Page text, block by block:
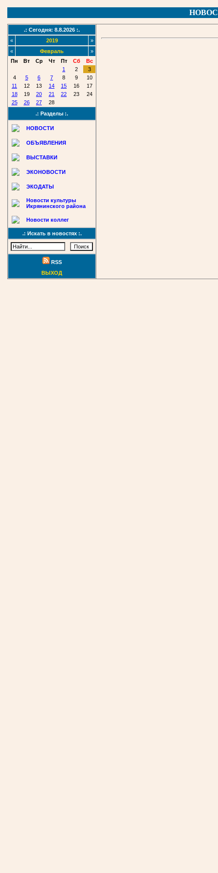
.: Сегодня: 8.8.2026 :.
«
2019
»
«
Февраль
»
Пн
Вт Ср Чт Пт Сб
Вс
1
2
3
4
5 6 7 8 9
10
11
12 13 14 15 16
17
18
19 20 21 22 23
24
25
26 27
28
.: Разделы :.
НОВОСТИ
ОБЪЯВЛЕНИЯ
ВЫСТАВКИ
ЭКОНОВОСТИ
ЭКОДАТЫ
Новости культуры
Икрянинского района
Новости коллег
.: Искать в новостях :.
RSS
ВЫХОД